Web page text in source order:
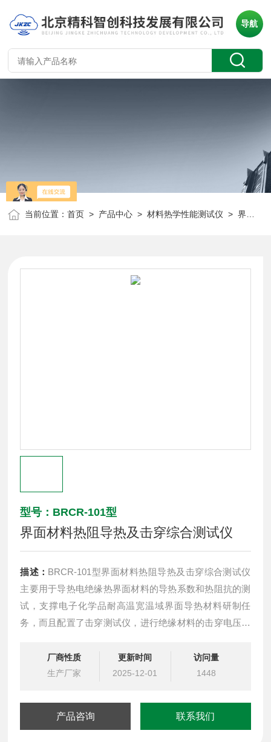
导航
当前位置：首页 > 产品中心 >材料热学性能测试仪 >界面材料热阻及热传导系数
型号：BRCR-101型
界面材料热阻导热及击穿综合测试仪
描述： BRCR-101型界面材料热阻导热及击穿综合测试仪
主要用于导热电绝缘热界面材料的导热系数和热阻抗的测
试，支撑电子化学品耐高温宽温域界面导热材料研制任
务，而且配置了击穿测试仪，进行绝缘材料的击穿电压，
于材料性能进行全面的检测。该任务旨在突破导热材料
（如贝格斯SIL PAD2000、GAP PAD3000导热垫片）的卡
厂商性质
生产厂家
更新时间
2025-12-01
访问量
1448
产品咨询 联系我们